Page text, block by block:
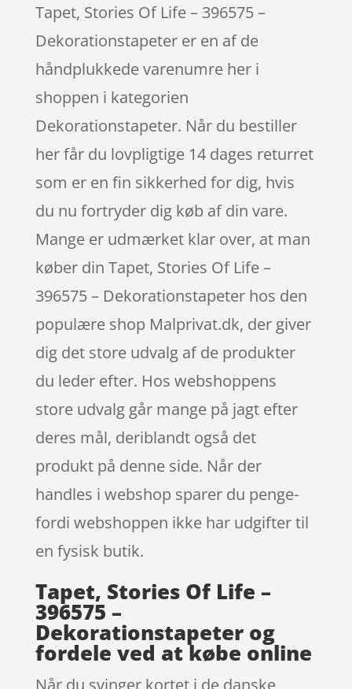
Tapet, Stories Of Life – 396575 –
Dekorationstapeter er en af de
håndplukkede varenumre her i
shoppen i kategorien
Dekorationstapeter. Når du bestiller
her får du lovpligtige 14 dages returret
som er en fin sikkerhed for dig, hvis
du nu fortryder dig køb af din vare.
Mange er udmærket klar over, at man
køber din Tapet, Stories Of Life –
396575 – Dekorationstapeter hos den
populære shop Malprivat.dk, der giver
dig det store udvalg af de produkter
du leder efter. Hos webshoppens
store udvalg går mange på jagt efter
deres mål, deriblandt også det
produkt på denne side. Når der
handles i webshop sparer du penge-
fordi webshoppen ikke har udgifter til
en fysisk butik.
Tapet, Stories Of Life –
396575 –
Dekorationstapeter og
fordele ved at købe online
Når du svinger kortet i de danske